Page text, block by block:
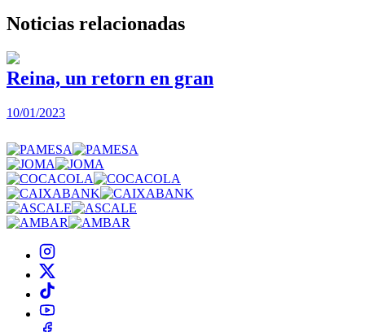
Noticias relacionadas
Reina, un retorn en gran
10/01/2023